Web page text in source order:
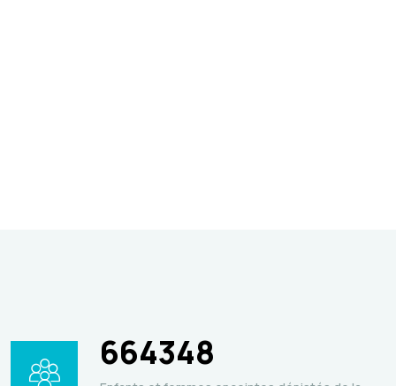
664348